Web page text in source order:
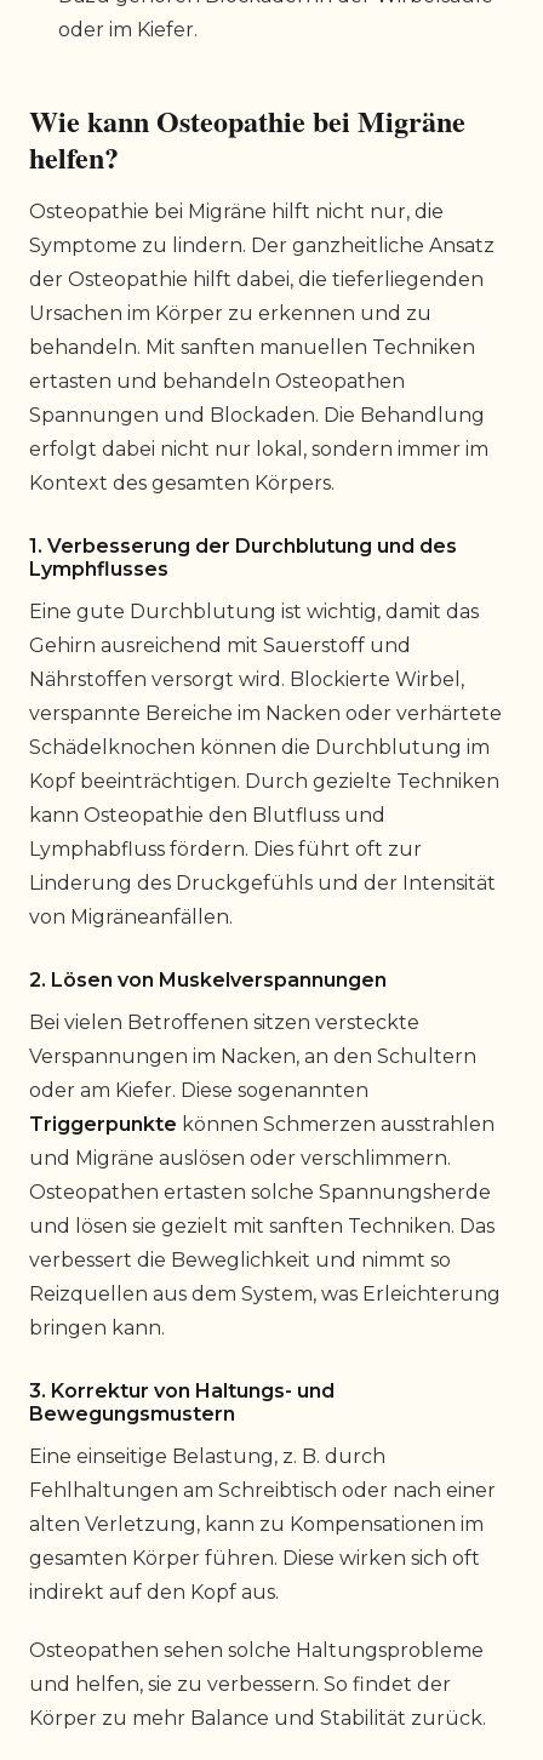
oder im Kiefer.
Wie kann Osteopathie bei Migräne
helfen?
Osteopathie bei Migräne hilft nicht nur, die
Symptome zu lindern. Der ganzheitliche Ansatz
der Osteopathie hilft dabei, die tieferliegenden
Ursachen im Körper zu erkennen und zu
behandeln. Mit sanften manuellen Techniken
ertasten und behandeln Osteopathen
Spannungen und Blockaden. Die Behandlung
erfolgt dabei nicht nur lokal, sondern immer im
Kontext des gesamten Körpers.
1. Verbesserung der Durchblutung und des
Lymphflusses
Eine gute Durchblutung ist wichtig, damit das
Gehirn ausreichend mit Sauerstoff und
Nährstoffen versorgt wird. Blockierte Wirbel,
verspannte Bereiche im Nacken oder verhärtete
Schädelknochen können die Durchblutung im
Kopf beeinträchtigen. Durch gezielte Techniken
kann Osteopathie den Blutfluss und
Lymphabfluss fördern. Dies führt oft zur
Linderung des Druckgefühls und der Intensität
von Migräneanfällen.
2. Lösen von Muskelverspannungen
Bei vielen Betroffenen sitzen versteckte
Verspannungen im Nacken, an den Schultern
oder am Kiefer. Diese sogenannten
Triggerpunkte können Schmerzen ausstrahlen
und Migräne auslösen oder verschlimmern.
Osteopathen ertasten solche Spannungsherde
und lösen sie gezielt mit sanften Techniken. Das
verbessert die Beweglichkeit und nimmt so
Reizquellen aus dem System, was Erleichterung
bringen kann.
3. Korrektur von Haltungs- und
Bewegungsmustern
Eine einseitige Belastung, z. B. durch
Fehlhaltungen am Schreibtisch oder nach einer
alten Verletzung, kann zu Kompensationen im
gesamten Körper führen. Diese wirken sich oft
indirekt auf den Kopf aus.
Osteopathen sehen solche Haltungsprobleme
und helfen, sie zu verbessern. So findet der
Körper zu mehr Balance und Stabilität zurück.